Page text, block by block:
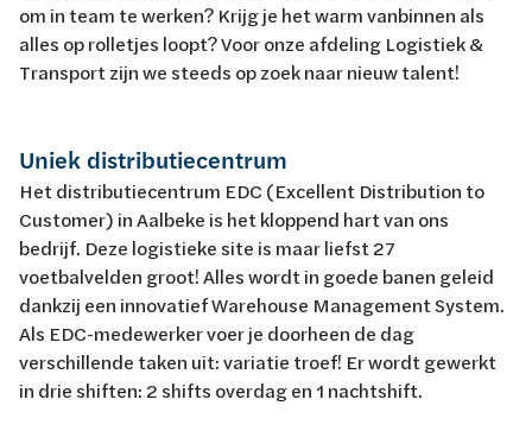
om in team te werken? Krijg je het warm vanbinnen als
alles op rolletjes loopt? Voor onze afdeling Logistiek &
Transport zijn we steeds op zoek naar nieuw talent!
Uniek distributiecentrum
Het distributiecentrum EDC (Excellent Distribution to
Customer) in Aalbeke is het kloppend hart van ons
bedrijf. Deze logistieke site is maar liefst 27
voetbalvelden groot! Alles wordt in goede banen geleid
dankzij een innovatief Warehouse Management System.
Als EDC-medewerker voer je doorheen de dag
verschillende taken uit: variatie troef! Er wordt gewerkt
in drie shiften: 2 shifts overdag en 1 nachtshift.